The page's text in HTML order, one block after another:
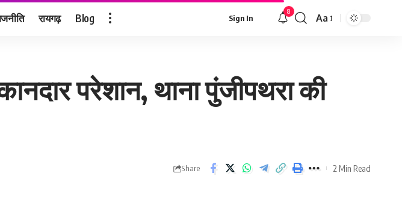
रायगढ़ Blog Sign In
8
Font
Aa
परेशान, थाना पुंजीपथरा की
Share 2 Min Read